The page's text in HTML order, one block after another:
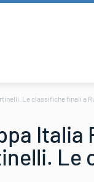
Le classifiche finali a
Italia
Le